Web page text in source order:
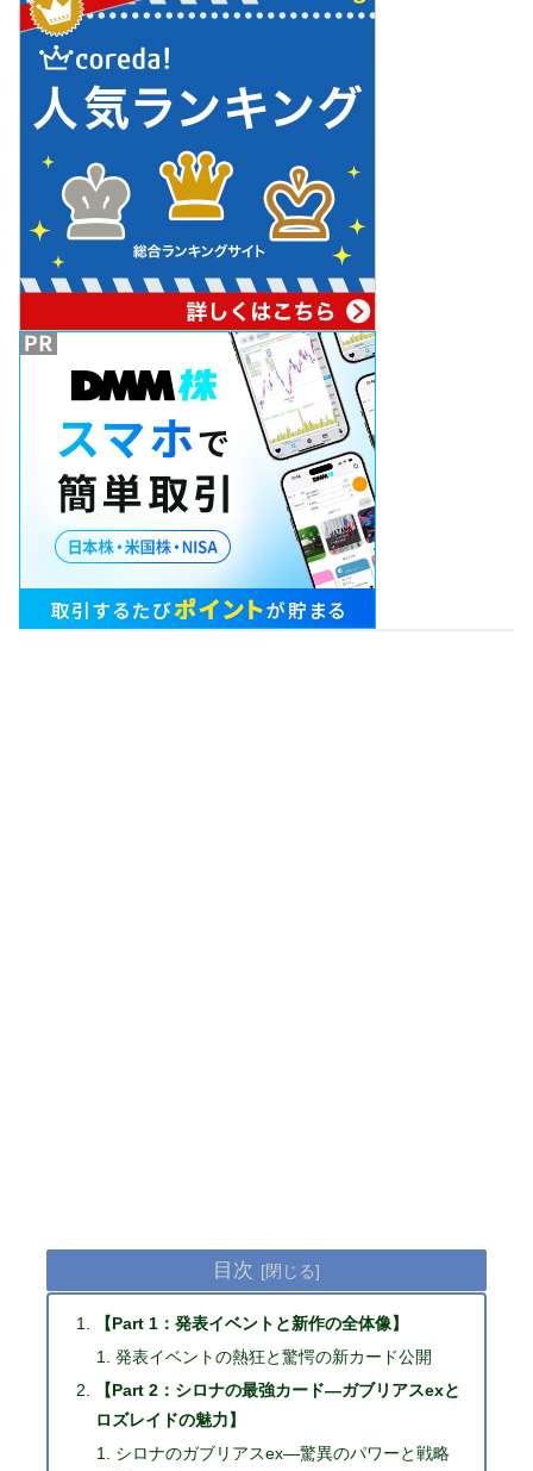
目次
【Part 1：発表イベントと新作の全体像】
発表イベントの熱狂と驚愕の新カード公開
【Part 2：シロナの最強カード―ガブリアスexと
ロズレイドの魅力】
シロナのガブリアスex―驚異のパワーと戦略